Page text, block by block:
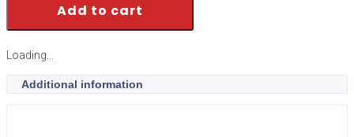
Add to cart
Loading...
Additional information